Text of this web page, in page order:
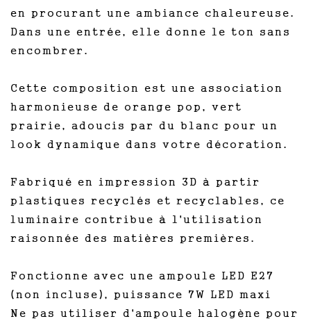
en procurant une ambiance chaleureuse.
Dans une entrée, elle donne le ton sans
encombrer.
Cette composition est une association
harmonieuse de orange pop, vert
prairie, adoucis par du blanc pour un
look dynamique dans votre décoration.
Fabriqué en impression 3D à partir
plastiques recyclés et recyclables, ce
luminaire contribue à l'utilisation
raisonnée des matières premières.
Fonctionne avec une ampoule LED E27
(non incluse), puissance 7W LED maxi
Ne pas utiliser d'ampoule halogène pour